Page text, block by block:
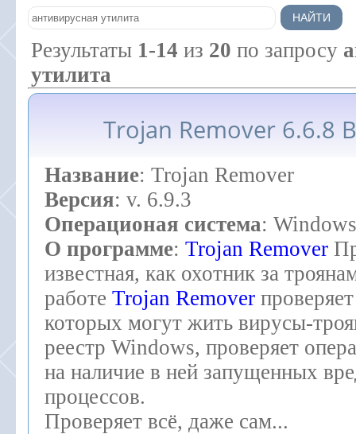
Результаты 1-14 из 20 по запросу
утилита
Trojan Remover 6.6.8
Название: Trojan Remover
Версия: v. 6.9.3
Операционая система:
О программе: Trojan Remover
известная, как охотник за
работе Trojan Remover
которых могут жить вирусы-
реестр Windows, проверяет
на наличие в ней запущенных
процессов.
Проверяет всё, даже сам...